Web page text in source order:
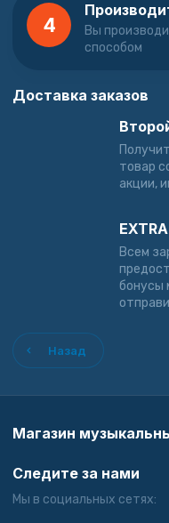
4
Вы
способом
Доставка заказов
товар
акции,
Всем
бонусы
Назад
Магазин
Следите за нами
Мы в социальных сетях: